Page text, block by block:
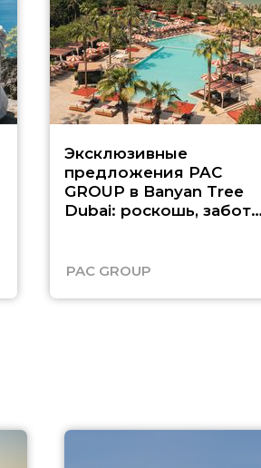
Эксклюзивные
предложения PAC
GROUP в Banyan Tree
Dubai: роскошь, забота
PAC GROUP